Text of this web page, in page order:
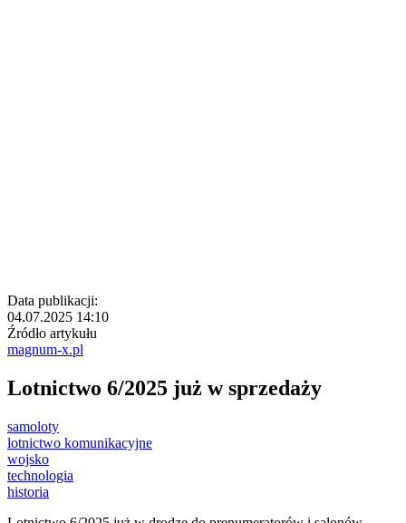
Data publikacji:
04.07.2025 14:10
Źródło artykułu
magnum-x.pl
Lotnictwo 6/2025 już w sprzedaży
samoloty
lotnictwo komunikacyjne
wojsko
technologia
historia